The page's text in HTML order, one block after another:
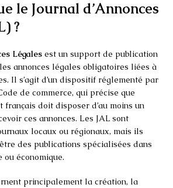
le Journal d’Annonces
?
Légales est un support de publication
annonces légales obligatoires liées à
Il s’agit d’un dispositif réglementé par
de commerce, qui précise que
français doit disposer d’au moins un
ces annonces. Les JAL sont
locaux ou régionaux, mais ils
des publications spécialisées dans
économique.
principalement la création, la